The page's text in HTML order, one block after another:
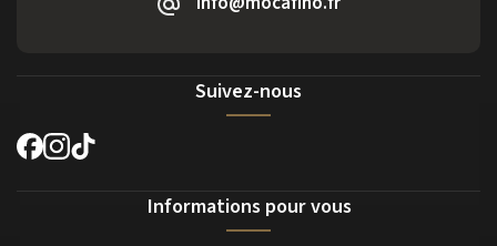
Suivez-nous
Informations pour vous